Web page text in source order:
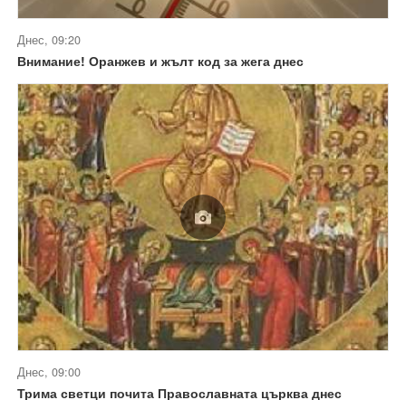
Днес, 09:20
Внимание! Оранжев и жълт код за жега днес
Днес, 09:00
Трима светци почита Православната църква днес